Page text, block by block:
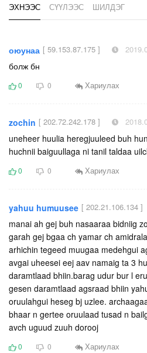
ЭХНЭЭС СҮҮЛЭЭС ШИЛДЭГ
оюунаа [ 59.153.87.175 ]
болж бн
0 0 Хариулах
zochin [ 202.72.242.178 ]
uneheer huulia heregjuuleed buh
huchnii baiguullaga ni tanil taldaa
0 0 Хариулах
yahuu humuusee [ 202.21.106.134 ]
manai ah gej buh nasaaraa bidniig
garah gej bgaa ch yamar ch
arhichin tegeed muugaa medehgui
avgai uheesei eej aav namaig ta 3
daramtlaad bhiin.barag udur bur l
gesen daramtlaad agsraad bhiin
oruulahgui heseg bj uzlee.
bhaar n gertee oruulaad tusad n
avch uguud zuuh dorooj
0 0 Хариулах